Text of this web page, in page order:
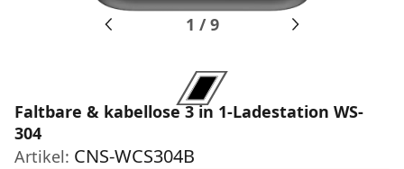
1 /9
Faltbare & kabellose 3 in 1-Ladestation WS-
304
Artikel: CNS-WCS304B